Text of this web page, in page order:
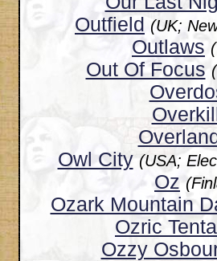
Outfield (UK;
Outlaws
Out Of Focus
Owl City (USA;
Oz
Ozark Mountain
Ozric
Ozzy